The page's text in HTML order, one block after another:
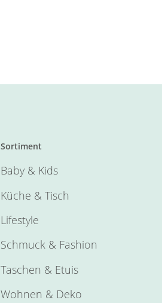
Sortiment
Baby & Kids
Küche & Tisch
Lifestyle
Schmuck & Fashion
Taschen & Etuis
Wohnen & Deko